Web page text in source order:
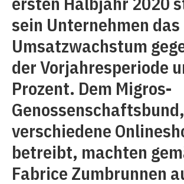
sein Unternehmen das
Umsatzwachstum
der Vorjahresperiode
Prozent. Dem Migros-
verschiedene
betreibt, machten
Fabrice Zumbrunnen